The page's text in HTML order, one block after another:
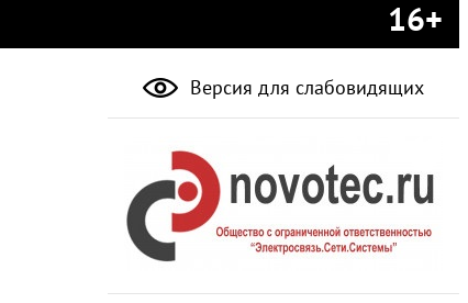
16+
Версия для слабовидящих